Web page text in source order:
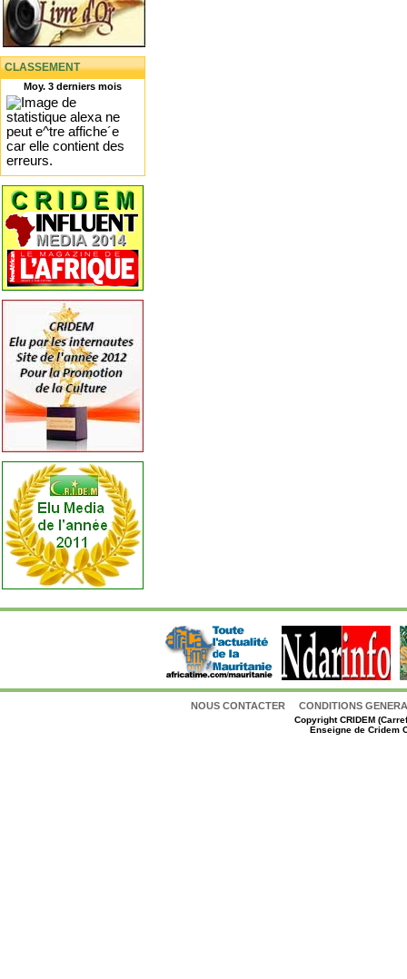
CLASSEMENT
Moy. 3 derniers mois
NOUS CONTACTER CONDITIONS
CopyrightCRIDEM
Enseigne de Cridem